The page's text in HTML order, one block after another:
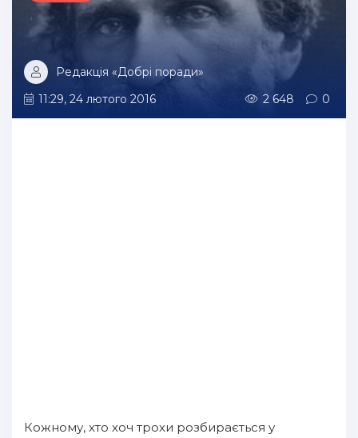
Редакція «Добрі поради»
11:29, 24 лютого 2016
2 648 0
Кожному, хто хоч трохи розбирається у